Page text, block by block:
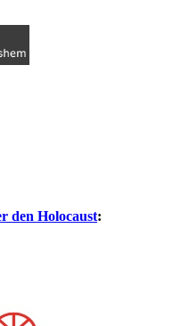
den Holocaust: